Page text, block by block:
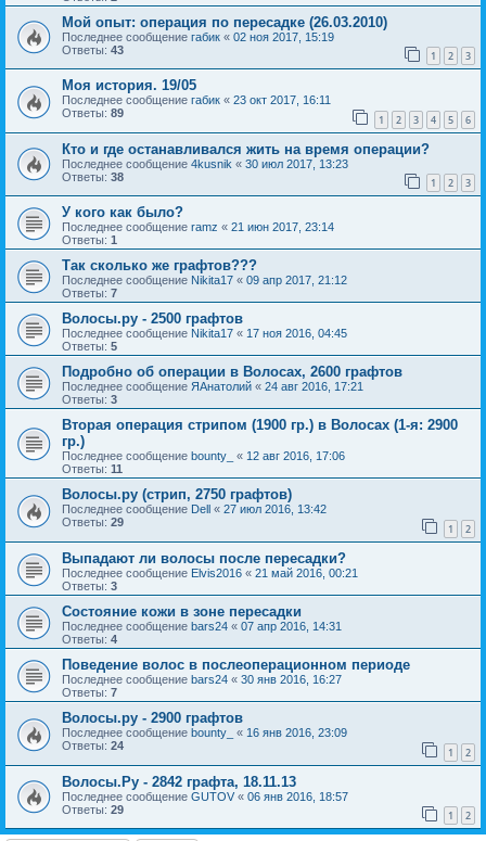
Мой опыт: операция по пересадке (26.03.2010)
Последнее сообщение габик « 02 ноя 2017, 15:19
Ответы: 43 1 2 3
Моя история. 19/05
Последнее сообщение габик « 23 окт 2017, 16:11
Ответы: 89 1 2 3 4 5 6
Кто и где останавливался жить на время операции?
Последнее сообщение 4kusnik « 30 июл 2017, 13:23
Ответы: 38 1 2 3
У кого как было?
Последнее сообщение ramz « 21 июн 2017, 23:14
Ответы: 1
Так сколько же графтов???
Последнее сообщение Nikita17 « 09 апр 2017, 21:12
Ответы: 7
Волосы.ру - 2500 графтов
Последнее сообщение Nikita17 « 17 ноя 2016, 04:45
Ответы: 5
Подробно об операции в Волосах, 2600 графтов
Последнее сообщение ЯАнатолий « 24 авг 2016, 17:21
Ответы: 3
Вторая операция стрипом (1900 гр.) в Волосах (1-я: 2900
гр.)
Последнее сообщение bounty_ « 12 авг 2016, 17:06
Ответы: 11
Волосы.ру (стрип, 2750 графтов)
Последнее сообщение Dell « 27 июл 2016, 13:42
Ответы: 29 1 2
Выпадают ли волосы после пересадки?
Последнее сообщение Elvis2016 « 21 май 2016, 00:21
Ответы: 3
Состояние кожи в зоне пересадки
Последнее сообщение bars24 « 07 апр 2016, 14:31
Ответы: 4
Поведение волос в послеоперационном периоде
Последнее сообщение bars24 « 30 янв 2016, 16:27
Ответы: 7
Волосы.ру - 2900 графтов
Последнее сообщение bounty_ « 16 янв 2016, 23:09
Ответы: 24 1 2
Волосы.Ру - 2842 графта, 18.11.13
Последнее сообщение GUTOV « 06 янв 2016, 18:57
Ответы: 29 1 2